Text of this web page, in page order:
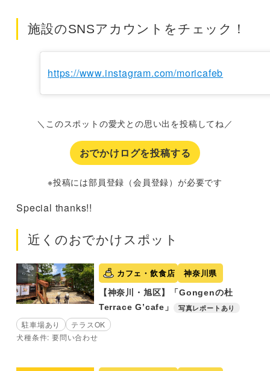
施設のSNSアカウントをチェック！
https://www.instagram.com/moricafeb
＼このスポットの愛犬との思い出を投稿してね／
おでかけログを投稿する
※投稿には部員登録（会員登録）が必要です
Special thanks!!
近くのおでかけスポット
カフェ・飲食店 神奈川県
【神奈川・旭区】「Gongenの杜
Terrace G’cafe」
写真レポートあり
駐車場あり
テラスOK
犬種条件: 要問い合わせ